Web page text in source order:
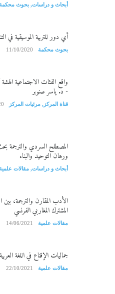
أبحاث و دراسات, بحوث
أي دور للتربية الموسيقية في
بحوث محكمة 11/10/2020
واقع الفئات الاجتماعية
- د. ياسر صنوبر
قناة المركز , مرئيات المركز
المصطلح السردي والترجمة
ورهان التوحيد والبناء
أبحاث و دراسات, مقالات
الأدب المقارن والترجمة، بين
المشترك المغاربي الفرنسي
مقالات علمية 14/06/2021
جماليات الإقناع في اللغة
مقالات علمية 22/10/2021